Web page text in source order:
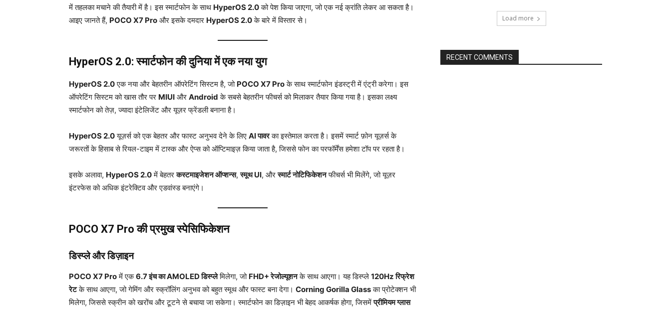
में तहलका मचाने की तैयारी में है। इस स्मार्टफोन के साथ HyperOS 2.0को पेश किया जाएगा, जो एक नई क्रांति लेकर आ सकता है।
आइए जानते हैं, POCO X7 Pro और इसके दमदार HyperOS 2.0के बारे में विस्तार से।
HyperOS 2.0: स्मार्टफोन की दुनिया में एक नया युग
HyperOS 2.0एक नया और बेहतरीन ऑपरेटिंग सिस्टम है, जो POCO X7 Proके साथ स्मार्टफोन इंडस्ट्री में एंट्री करेगा। इस
ऑपरेटिंग सिस्टम को खास तौर पर MIUI और Android के सबसे बेहतरीन फीचर्स को मिलाकर तैयार किया गया है। इसका लक्ष्य
स्मार्टफोन को तेज़, ज्यादा इंटेलिजेंट और यूज़र फ्रेंडली बनाना है।
HyperOS 2.0यूज़र्स को एक बेहतर और फास्ट अनुभव देने के लिए AI पावरका इस्तेमाल करता है। इसमें स्मार्ट फ़ोन यूज़र्स के
जरूरतों के हिसाब से रियल-टाइम में टास्क और ऐप्स को ऑप्टिमाइज़ किया जाता है, जिससे फोन का परफॉर्मेंस हमेशा टॉप पर रहता है।
इसके अलावा, HyperOS 2.0में बेहतरकस्टमाइजेशन ऑप्शन्स,स्मूथ UI, औरस्मार्ट नोटिफिकेशनफीचर्स भी मिलेंगे, जो यूज़र
इंटरफेस को अधिक इंटरेक्टिव और एडवांस्ड बनाएंगे।
POCO X7 Pro की प्रमुख स्पेसिफिकेशन
डिस्प्ले और डिज़ाइन
POCO X7 Proमें एक6.7 इंच का AMOLED डिस्प्लेमिलेगा, जो FHD+ रेजोल्यूशनके साथ आएगा। यह डिस्प्ले 120Hz रिफ्रेश
रेटके साथ आएगा, जो गेमिंग और स्क्रॉलिंग अनुभव को बहुत स्मूथ और फास्ट बना देगा। Corning Gorilla Glassका प्रोटेक्शन भी
मिलेगा, जिससे स्क्रीन को खरोंच और टूटने से बचाया जा सकेगा। स्मार्टफोन का डिज़ाइन भी बेहद आकर्षक होगा, जिसमेंप्रीमियम ग्लास
Load more
RECENT COMMENTS